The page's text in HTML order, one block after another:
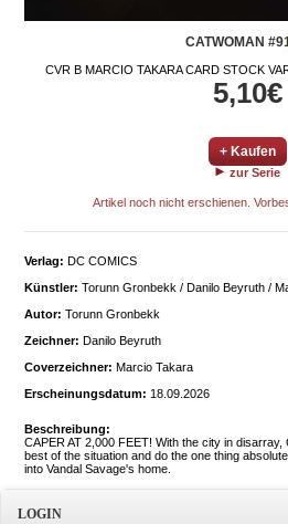
CATWOMAN
CVR B MARCIO TAKARA CARD STOCK
5,10€
+ Kaufen
zur Serie
Artikel noch nicht erschienen.
Verlag: DC COMICS
Künstler: Torunn Gronbekk / Danilo Beyruth /
Autor: Torunn Gronbekk
Zeichner: Danilo Beyruth
Coverzeichner: Marcio Takara
Erscheinungsdatum: 18.09.2026
Beschreibung:
CAPER AT 2,000 FEET! With the city in
best of the situation and do the one thing
into Vandal Savage's home.
LOGIN